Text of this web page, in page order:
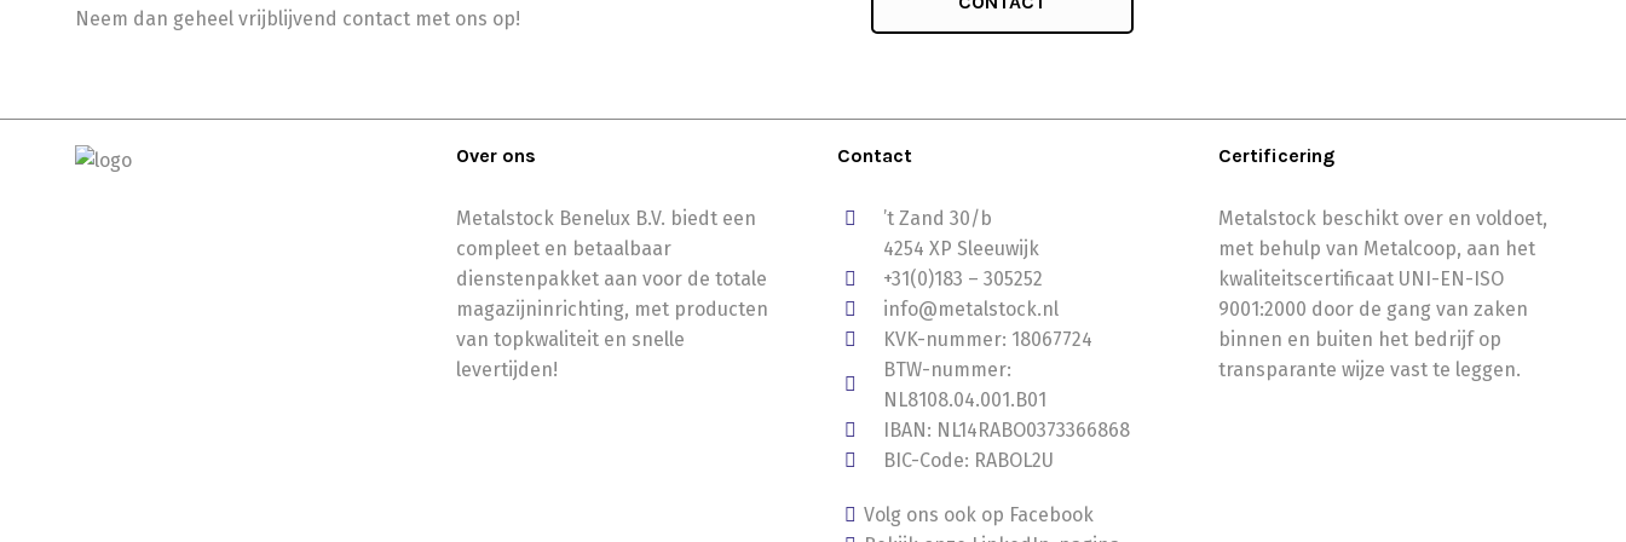
Neem dan geheel vrijblijvend contact met ons op!
Over ons
Metalstock Benelux B.V. biedt een
compleet en betaalbaar
dienstenpakket aan voor de totale
magazijninrichting, met producten
van topkwaliteit en snelle
levertijden!
Contact
’t Zand 30/b
4254 XP Sleeuwijk
+31(0)183 – 305252
info@metalstock.nl
KVK-nummer: 18067724
BTW-nummer:
NL8108.04.001.B01
IBAN: NL14RABO0373366868
BIC-Code: RABOL2U
Volg ons ook op Facebook
Certificering
Metalstock beschikt over en voldoet,
met behulp van Metalcoop, aan het
kwaliteitscertificaat UNI-EN-ISO
9001:2000 door de gang van zaken
binnen en buiten het bedrijf op
transparante wijze vast te leggen.